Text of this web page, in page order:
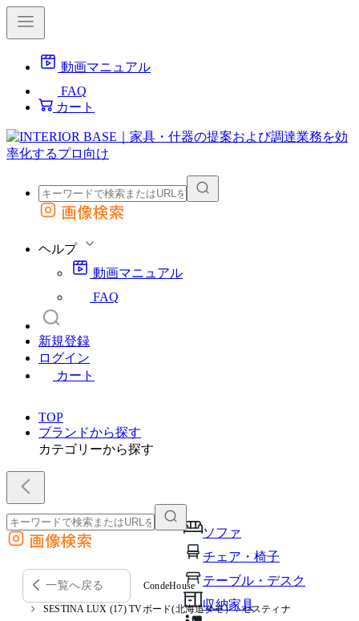
動画マニュアル
FAQ
カート
外部サイトの商品をカートに追加
画像検索
ヘルプ
動画マニュアル
FAQ
新規登録
ログイン
カート
TOP
ブランドから探す
カテゴリーから探す
ソファ
チェア・椅子
テーブル・デスク
収納家具
外部サイトの商品をカートに追加
他のサイトで見つけた商品ページのURLを貼り付けて、カートに追加できます
画像検索
一覧へ戻る CondeHouse
SESTINA LUX (17) TVボード(北海道タモ） / セスティナ